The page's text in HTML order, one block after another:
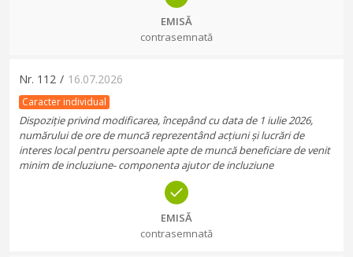
EMISĂ
contrasemnată
Nr. 112 / 16.07.2026
Caracter individual
Dispoziție privind modificarea, începând cu data de 1 iulie 2026,
numărului de ore de muncă reprezentând acțiuni și lucrări de
interes local pentru persoanele apte de muncă beneficiare de venit
minim de incluziune- componenta ajutor de incluziune
EMISĂ
contrasemnată